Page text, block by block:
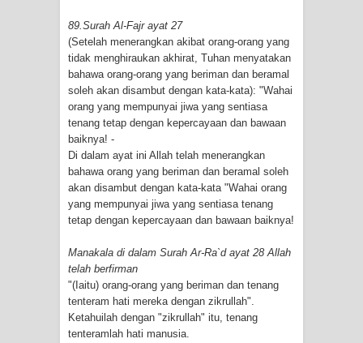
89.Surah Al-Fajr ayat 27
(Setelah menerangkan akibat orang-orang yang
tidak menghiraukan akhirat, Tuhan menyatakan
bahawa orang-orang yang beriman dan beramal
soleh akan disambut dengan kata-kata): "Wahai
orang yang mempunyai jiwa yang sentiasa
tenang tetap dengan kepercayaan dan bawaan
baiknya! -
Di dalam ayat ini Allah telah menerangkan
bahawa orang yang beriman dan beramal soleh
akan disambut dengan kata-kata "Wahai orang
yang mempunyai jiwa yang sentiasa tenang
tetap dengan kepercayaan dan bawaan baiknya!
Manakala di dalam Surah Ar-Ra`d ayat 28 Allah
telah berfirman
"(Iaitu) orang-orang yang beriman dan tenang
tenteram hati mereka dengan zikrullah".
Ketahuilah dengan "zikrullah" itu, tenang
tenteramlah hati manusia.